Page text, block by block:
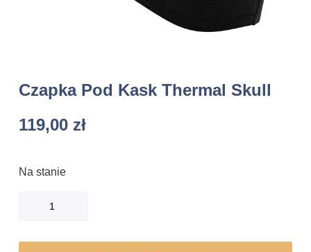
Czapka Pod Kask Thermal Skull
119,00 zł
Na stanie